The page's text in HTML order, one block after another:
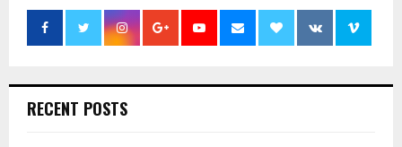
RECENT POSTS